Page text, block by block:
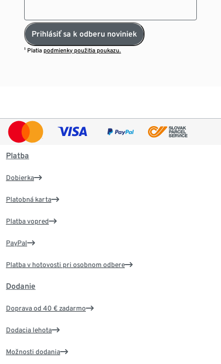
Prihlásiť sa k odberu noviniek
¹ Platia podmienky použitia poukazu.
Platba
Dobierka
Platobná karta
Platba vopred
PayPal
Platba v hotovosti pri osobnom odbere
Dodanie
Doprava od 40 € zadarmo
Dodacia lehota
Možnosti dodania